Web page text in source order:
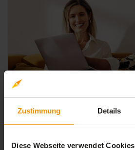
Zustimmung Details
Diese Webseite verwendet Cookies
Generationen verstehen